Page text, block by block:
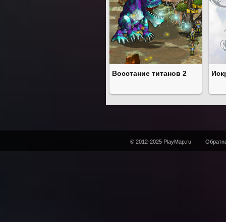
Восстание титанов 2
© 2012-2025 PlayMap.ru